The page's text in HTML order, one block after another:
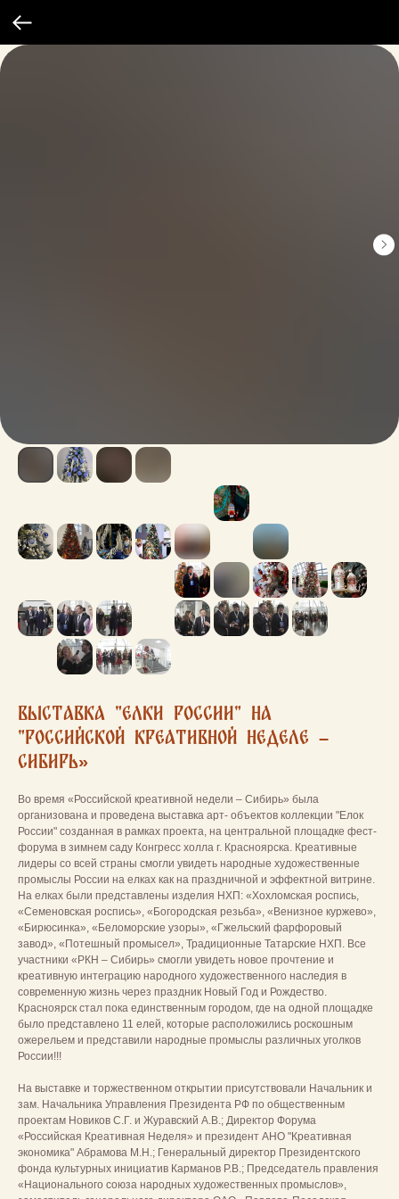
Выставка "Елки России" на
"Российской Креативной неделе –
СИБИРЬ»
Во время «Российской креативной недели – Сибирь» была
организована и проведена выставка арт- объектов коллекции "Елок
России" созданная в рамках проекта, на центральной площадке фест-
форума в зимнем саду Конгресс холла г. Красноярска. Креативные
лидеры со всей страны смогли увидеть народные художественные
промыслы России на елках как на праздничной и эффектной витрине.
На елках были представлены изделия НХП: «Хохломская роспись,
«Семеновская роспись», «Богородская резьба», «Венизное куржево»,
«Бирюсинка», «Беломорские узоры», «Гжельский фарфоровый
завод», «Потешный промысел», Традиционные Татарские НХП. Все
участники «РКН – Сибирь» смогли увидеть новое прочтение и
креативную интеграцию народного художественного наследия в
современную жизнь через праздник Новый Год и Рождество.
Красноярск стал пока единственным городом, где на одной площадке
было представлено 11 елей, которые расположились роскошным
ожерельем и представили народные промыслы различных уголков
России!!!
На выставке и торжественном открытии присутствовали Начальник и
зам. Начальника Управления Президента РФ по общественным
проектам Новиков С.Г. и Журавский А.В.; Директор Форума
«Российская Креативная Неделя» и президент АНО "Креативная
экономика" Абрамова М.Н.; Генеральный директор Президентского
фонда культурных инициатив Карманов Р.В.; Председатель правления
«Национального союза народных художественных промыслов»,